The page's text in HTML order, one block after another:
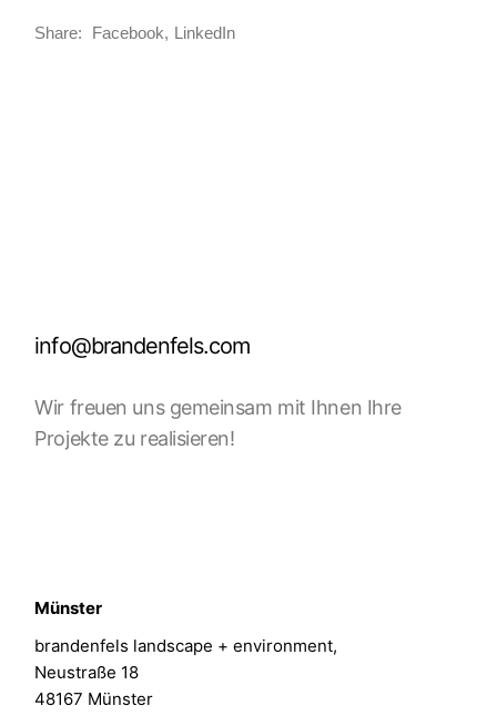
Share: Facebook LinkedIn
info@brandenfels.com
Wir freuen uns gemeinsam mit Ihnen Ihre
Projekte zu realisieren!
Münster
brandenfels landscape + environment,
Neustraße 18
48167 Münster